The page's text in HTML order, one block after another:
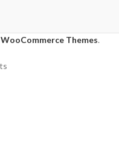
WooCommerce Themes.